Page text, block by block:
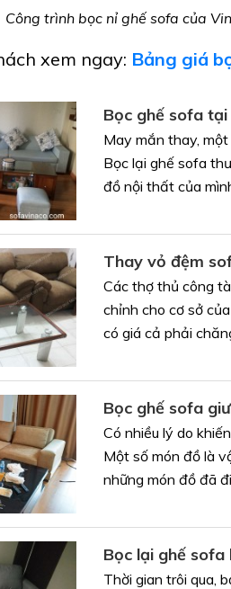
Công trình bọc nỉ ghế sofa của
xem ngay: Bảng giá
Bọc ghế sofa
May mắn thay,
Bọc lại ghế sofa
đồ nội thất của
Thay vỏ đệm
Các thợ thủ công
chỉnh cho cơ sở
có giá cả phải
Bọc ghế sofa
Có nhiều lý do
Một số món đồ là
những món đồ đã
Bọc lại ghế
Thời gian trôi qua,